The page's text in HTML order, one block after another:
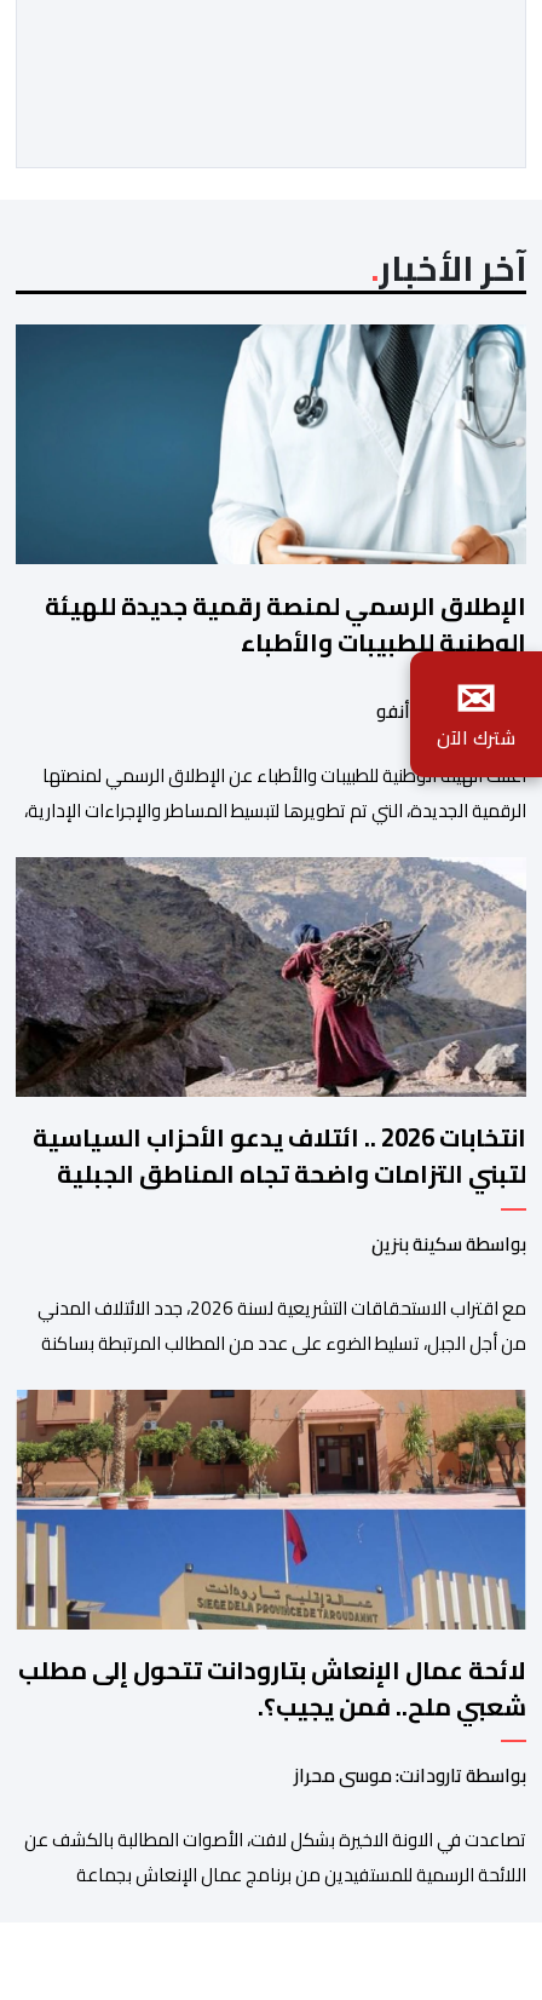
آخر الأخبار
الإطلاق الرسمي لمنصة رقمية جديدة للهيئة
الوطنية للطبيبات والأطباء
بواسطة أحداث.أنفو
أعلنت الهيئة الوطنية للطبيبات والأطباء عن الإطلاق الرسمي لمنصتها
الرقمية الجديدة، التي تم تطويرها لتبسيط المساطر والإجراءات الإدارية،
والمجالس الجهوية للهيئة إلى جانب الهيئة الوطنية. وذكر بلاغ للهيئة أن
هذه المنصة، التي تم إطلاقها في إطار استراتيجيتها الرامية إلى التحديث
والتحول الرقمي، تشكل خطوة مهمة في […]
انتخابات 2026 .. ائتلاف يدعو الأحزاب السياسية
لتبني التزامات واضحة تجاه المناطق الجبلية
بواسطة سكينة بنزين
مع اقتراب الاستحقاقات التشريعية لسنة 2026، جدد الائتلاف المدني
من أجل الجبل، تسليط الضوء على عدد من المطالب المرتبطة بساكنة
فيها الأحزاب السياسية، إلى ادراج 10 التزامات ضمن برامجها الانتخابية
المنتظرة، في إطار تعاقد سياسي مع المناطق الجبلية والانتقال من
الوعود الانتخابية إلى التزامات عملية […]
لائحة عمال الإنعاش بتارودانت تتحول إلى مطلب
شعبي ملح.. فمن يجيب؟.
بواسطة تارودانت: موسى محراز
تصاعدت في الاونة الاخيرة بشكل لافت، الأصوات المطالبة بالكشف عن
اللائحة الرسمية للمستفيدين من برنامج عمال الإنعاش بجماعة
✉
شترك الآن